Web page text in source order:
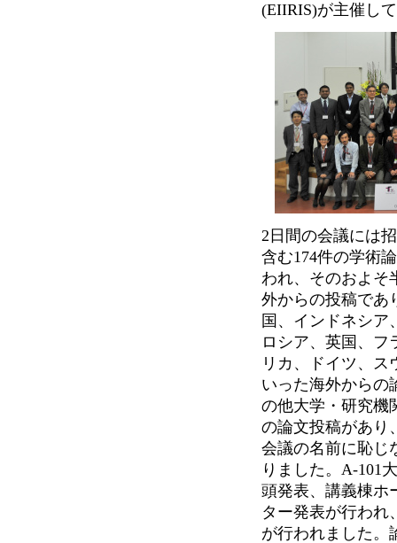
(EIIRIS)が主催し
2日間の会議には
含む174件の学術
われ、そのおよそ
外からの投稿であ
国、インドネシア
ロシア、英国、フ
リカ、ドイツ、ス
いった海外からの
の他大学・研究機
の論文投稿があり
会議の名前に恥じ
りました。A-101
頭発表、講義棟ホ
ター発表が行われ
が行われました。